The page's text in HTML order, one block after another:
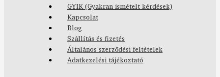
GYIK (Gyakran ismételt kérdések)
Kapcsolat
Blog
Szállítás és fizetés
Általános szerződési feltételek
Adatkezelési tájékoztató